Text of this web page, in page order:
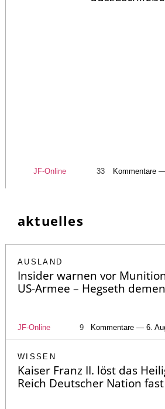
JF-Online 33 Kommentare
aktuelles
AUSLAND
Insider warnen vor
US-Armee – Hegseth
JF-Online 9 Kommentare — 6.
WISSEN
Kaiser Franz II. löst das
Reich Deutscher Nation